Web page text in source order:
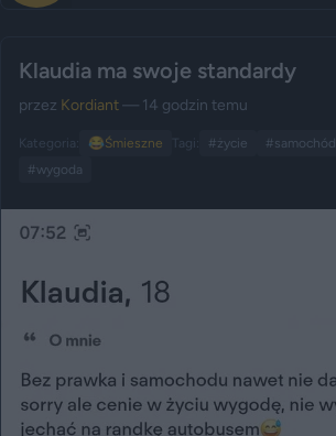
Klaudia ma swoje standardy
przez Kordiant— 14 godzin temu
Kategoria: 😂Śmieszne Tagi: #życie #samochód
#wygoda